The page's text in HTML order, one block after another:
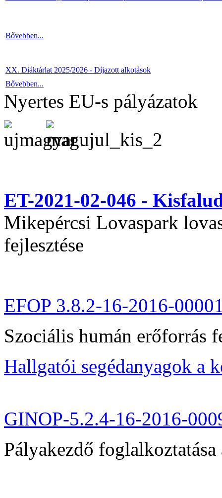
Bővebben...
XX. Diáktárlat 2025/2026 - Díjazott alkotások
Bővebben...
Nyertes EU-s pályázatok
ET-2021-02-046 -
Mikepércsi Lovaspark
fejlesztése
EFOP 3.8.2-16-2016-
Szociális humán erőforrás
Hallgatói segédanyagok a
GINOP-5.2.4-16-2016-
Pályakezdő